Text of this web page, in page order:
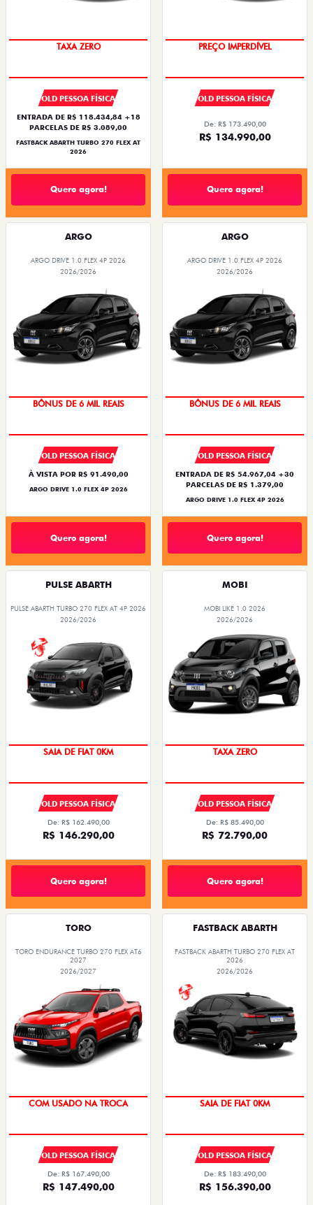
TAXA ZERO
OLD PESSOA FÍSICA
ENTRADA DE R$ 118.434,84 +18
PARCELAS DE R$ 3.089,00
FASTBACK ABARTH TURBO 270 FLEX AT
2026
Quero agora!
PREÇO IMPERDÍVEL
OLD PESSOA FÍSICA
De: R$ 173.490,00
R$ 134.990,00
Quero agora!
ARGO
ARGO DRIVE 1.0 FLEX 4P 2026
2026/2026
BÔNUS DE 6 MIL REAIS
OLD PESSOA FÍSICA
À VISTA POR R$ 91.490,00
ARGO DRIVE 1.0 FLEX 4P 2026
Quero agora!
ARGO
ARGO DRIVE 1.0 FLEX 4P 2026
2026/2026
BÔNUS DE 6 MIL REAIS
OLD PESSOA FÍSICA
ENTRADA DE R$ 54.967,04 +30
PARCELAS DE R$ 1.379,00
ARGO DRIVE 1.0 FLEX 4P 2026
Quero agora!
PULSE ABARTH
PULSE ABARTH TURBO 270 FLEX AT 4P 2026
2026/2026
SAIA DE FIAT 0KM
OLD PESSOA FÍSICA
De: R$ 162.490,00
R$ 146.290,00
Quero agora!
MOBI
MOBI LIKE 1.0 2026
2026/2026
TAXA ZERO
OLD PESSOA FÍSICA
De: R$ 85.490,00
R$ 72.790,00
Quero agora!
TORO
TORO ENDURANCE TURBO 270 FLEX AT6
2027
2026/2027
COM USADO NA TROCA
OLD PESSOA FÍSICA
De: R$ 167.490,00
R$ 147.490,00
FASTBACK ABARTH
FASTBACK ABARTH TURBO 270 FLEX AT
2026
2026/2026
SAIA DE FIAT 0KM
OLD PESSOA FÍSICA
De: R$ 183.490,00
R$ 156.390,00